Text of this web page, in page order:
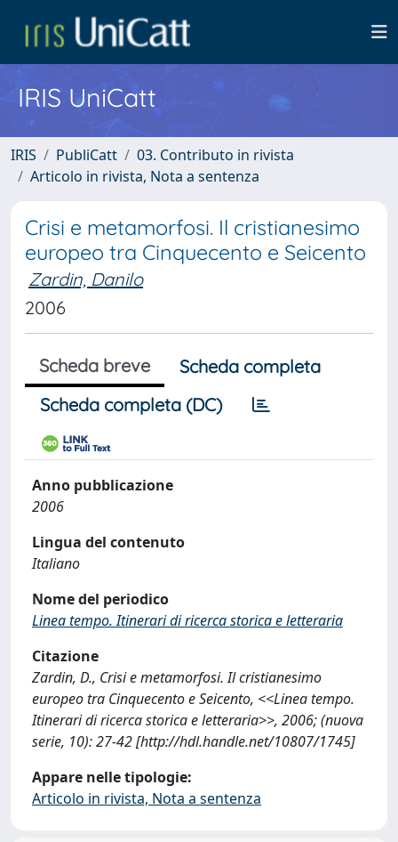
IRIS UniCatt
IRIS PubliCatt
03. Contributo in rivista
Articolo in rivista, Nota a sentenza
Crisi e metamorfosi. Il cristianesimo
europeo tra Cinquecento e Seicento
Zardin, Danilo
2006
Scheda breve
Scheda completa
Scheda completa (DC)
Anno pubblicazione
2006
Lingua del contenuto
Italiano
Nome del periodico
Linea tempo. Itinerari di ricerca storica e letteraria
Citazione
Zardin, D., Crisi e metamorfosi. Il cristianesimo
europeo tra Cinquecento e Seicento, <<Linea tempo.
Itinerari di ricerca storica e letteraria>>, 2006; (nuova
serie, 10): 27-42 [http://hdl.handle.net/10807/1745]
Appare nelle tipologie:
Articolo in rivista, Nota a sentenza